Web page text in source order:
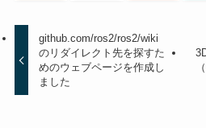
github.com/ros2/ros2/wiki
のリダイレクト先を探すた
めのウェブページを作成し
ました